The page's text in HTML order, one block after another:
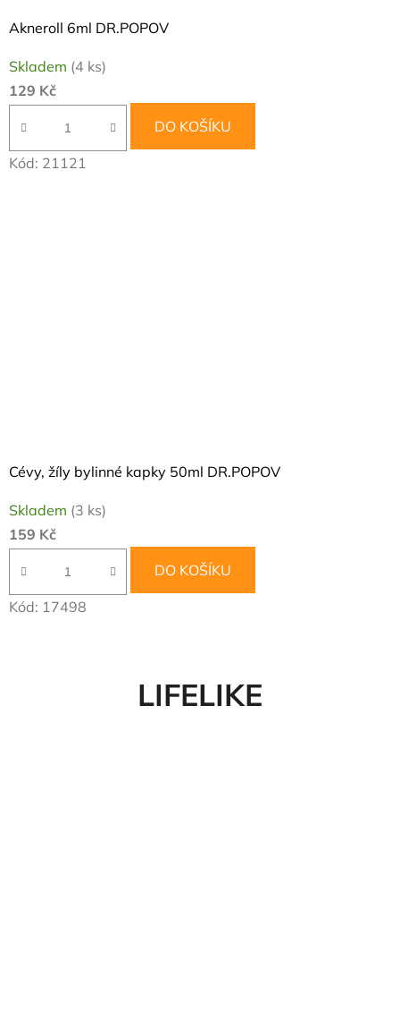
Akneroll 6ml DR.POPOV
Skladem (4 ks)
129 Kč
DO KOŠÍKU
Kód: 21121
Cévy, žíly bylinné kapky 50ml DR.POPOV
Skladem (3 ks)
159 Kč
DO KOŠÍKU
Kód: 17498
LIFELIKE